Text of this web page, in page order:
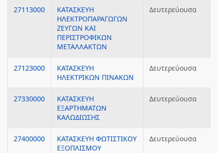
27113000
ΚΑΤΑΣΚΕΥΗ
ΗΛΕΚΤΡΟΠΑΡΑΓΩΓΩΝ
ΖΕΥΓΩΝ ΚΑΙ
ΠΕΡΙΣΤΡΟΦΙΚΩΝ
ΜΕΤΑΛΛΑΚΤΩΝ
Δευτερεύουσα
27123000
ΚΑΤΑΣΚΕΥΗ
ΗΛΕΚΤΡΙΚΩΝ ΠΙΝΑΚΩΝ
Δευτερεύουσα
27330000
ΚΑΤΑΣΚΕΥΗ
ΕΞΑΡΤΗΜΑΤΩΝ
ΚΑΛΩΔΙΩΣΗΣ
Δευτερεύουσα
27400000
ΚΑΤΑΣΚΕΥΗ ΦΩΤΙΣΤΙΚΟΥ
ΕΞΟΠΛΙΣΜΟΥ
Δευτερεύουσα